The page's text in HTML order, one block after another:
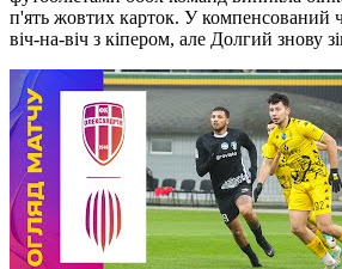
п'ять жовтих карток. У компенсований
віч-на-віч з кіпером, але Долгий знову